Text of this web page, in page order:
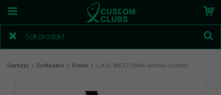
Startsida Golfklubbor Putters L.A.B - MEZZ.1 MAX Armlock (custom)